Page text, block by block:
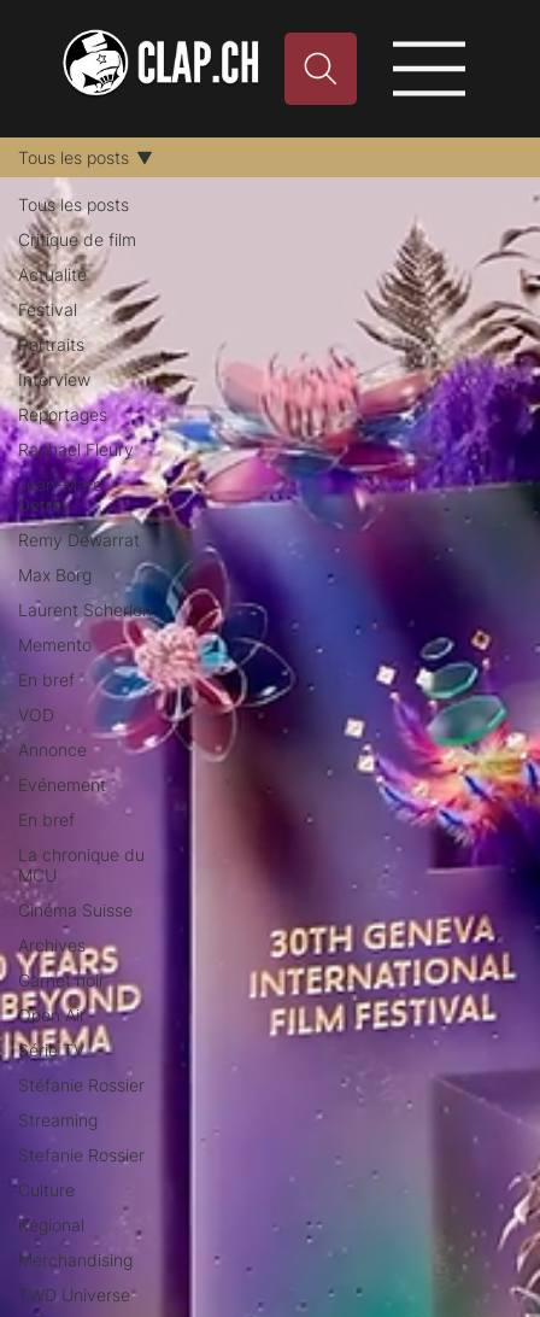
Tous les posts
Critique de film
Actualité
Festival
Portraits
Interview
Reportages
Raphael Fleury
Jean-Marc
Detrey
Remy Dewarrat
Max Borg
Laurent Scherlen
Memento
En bref
VOD
Annonce
Evénement
En bref
La chronique du
MCU
Cinéma Suisse
Archives
Carnet noir
Open Air
Série TV
Stéfanie Rossier
Streaming
Stefanie Rossier
Culture
Régional
Merchandising
TWD Universe
Tous les posts